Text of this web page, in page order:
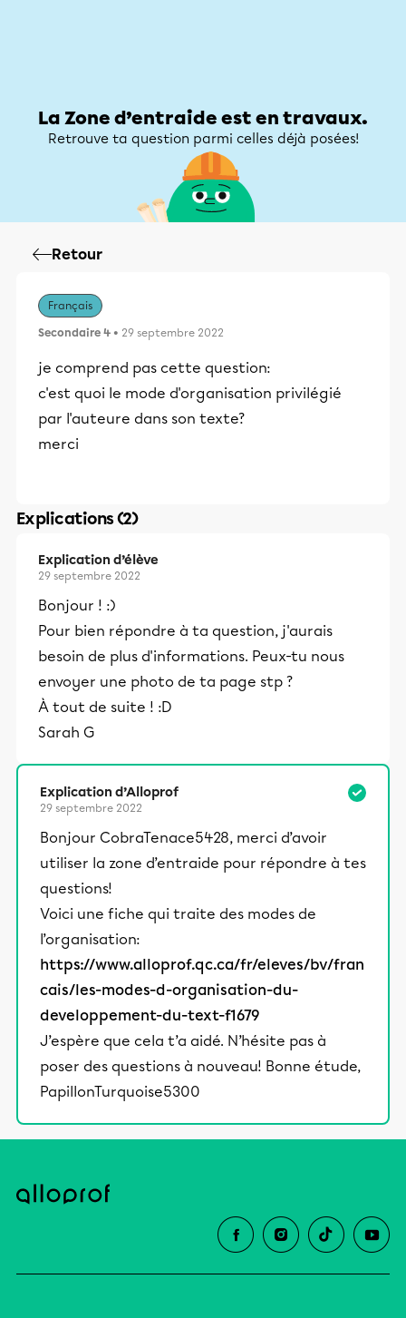
La Zone d’entraide est en travaux.
Retrouve ta question parmi celles déjà posées!
Retour
Français
Secondaire 4 • 29 septembre 2022
je comprend pas cette question:
c'est quoi le mode d'organisation privilégié
par l'auteure dans son texte?
merci
Explications (2)
Explication d’élève
29 septembre 2022
Bonjour ! :)
Pour bien répondre à ta question, j'aurais
besoin de plus d'informations. Peux-tu nous
envoyer une photo de ta page stp ?
À tout de suite ! :D
Sarah G
Explication d’Alloprof
29 septembre 2022
Bonjour CobraTenace5428, merci d’avoir
utiliser la zone d’entraide pour répondre à tes
questions!
Voici une fiche qui traite des modes de
l’organisation:
https://www.alloprof.qc.ca/fr/eleves/bv/fran
cais/les-modes-d-organisation-du-
developpement-du-text-f1679
J’espère que cela t’a aidé. N’hésite pas à
poser des questions à nouveau! Bonne étude,
PapillonTurquoise5300